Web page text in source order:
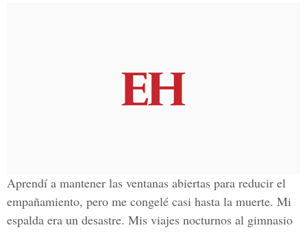
Aprendí a mantener las ventanas abiertas para reducir el
empañamiento, pero me congelé casi hasta la muerte. Mi
espalda era un desastre. Mis viajes nocturnos al gimnasio